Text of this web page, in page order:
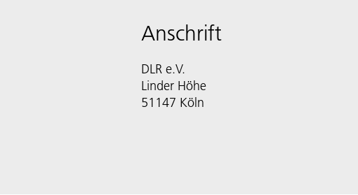
Anschrift
DLR e.V.
Linder Höhe
51147 Köln